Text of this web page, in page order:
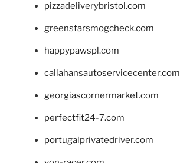
pizzadeliverybristol.com
greenstarsmogcheck.com
happypawspl.com
callahansautoservicecenter.com
georgiascornermarket.com
perfectfit24-7.com
portugalprivatedriver.com